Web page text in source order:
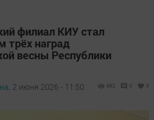
филиал КИУ стал
трёх наград
весны Республики
2 июня 2026 - 11:50 982 0 0